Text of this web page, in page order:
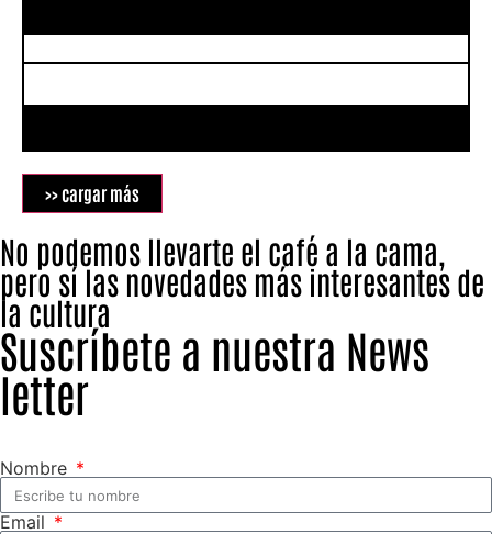
>> cargar más
No podemos llevarte el café a la cama,
pero sí las novedades más interesantes de
la cultura
Suscríbete a nuestra News
letter
Nombre
Email